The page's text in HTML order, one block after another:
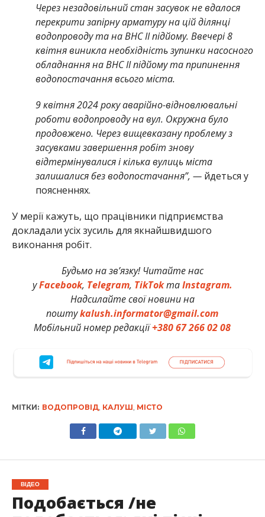
Через незадовільний стан засувок не вдалося
перекрити запірну арматуру на цій ділянці
водопроводу та на ВНС ІІ підйому. Ввечері 8
квітня виникла необхідність зупинки насосного
обладнання на ВНС ІІ підйому та припинення
водопостачання всього міста.
9 квітня 2024 року аварійно-відновлювальні
роботи водопроводу на вул. Окружна було
продовжено. Через вищевказану проблему з
засувками завершення робіт знову
відтермінувалися і кілька вулиць міста
залишалися без водопостачання”, — йдеться у
поясненнях.
У мерії кажуть, що працівники підприємства
докладали усіх зусиль для якнайшвидшого
виконання робіт.
Будьмо на зв’язку! Читайте нас
уFacebook, Telegram, TikTokтаInstagram.
Надсилайте свої новини на
поштуkalush.informator@gmail.com
Мобільний номер редакції+380 67 266 02 08
МІТКИ: ВОДОПРОВІД, КАЛУШ, МІСТО
ВІДЕО
Подобається /не